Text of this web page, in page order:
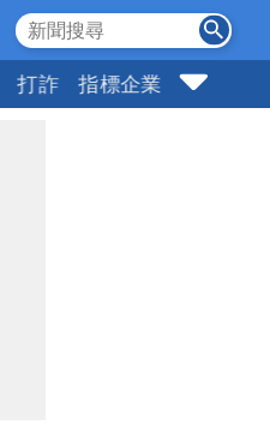
打詐 指標企業 壹蘋頭家